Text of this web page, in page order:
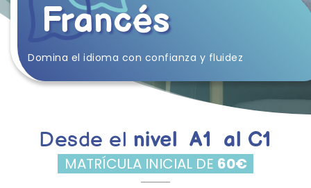
Francés
Domina el idioma con confianza y fluidez
Desde el nivel A1 al C1
  MATRÍCULA INICIAL DE
60€